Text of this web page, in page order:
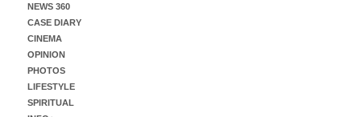
NEWS 360
CASE DIARY
CINEMA
OPINION
PHOTOS
LIFESTYLE
SPIRITUAL